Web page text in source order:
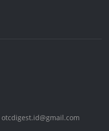
otcdigest.id@gmail.com